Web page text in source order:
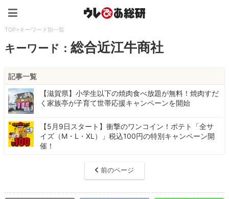
TOP>キーワード別一覧
キーワード：総合近江牛商社
記事一覧
【滋賀県】小学生以下の焼肉食べ放題が無料！焼肉すだ
く家族亭が子育て世帯応援キャンペーンを開始
【5月9日スタート】衝撃のワンコイン！ポテト「全サ
イズ（M・L・XL）」税込100円の特別キャンペーン開
催！
前のページ